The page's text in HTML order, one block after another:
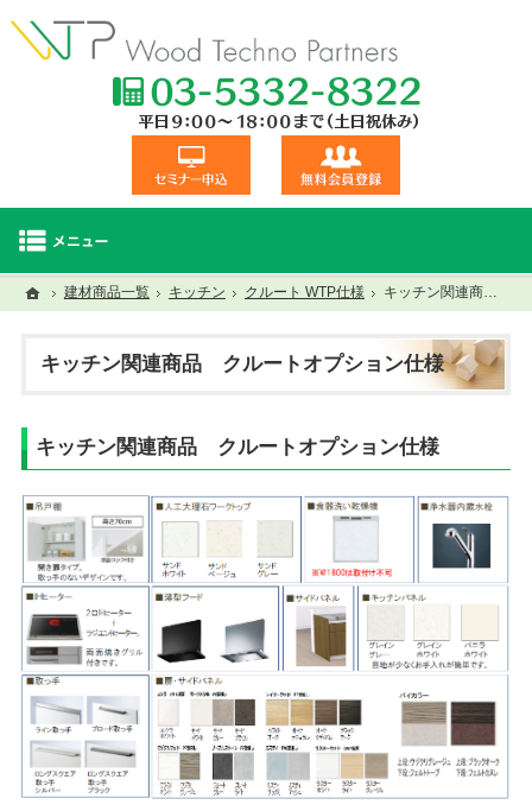
キッチン関連商品 クルートオプション仕様
キッチン関連商品 クルートオプション仕様
TEL:03-
セミナー申込
ホーム セミナー・研修一覧建材商品一覧視察交流会
ホーム
建材商品一覧 キッチン クルート WTP仕様 キッチン関連商品 クルートオプション仕様